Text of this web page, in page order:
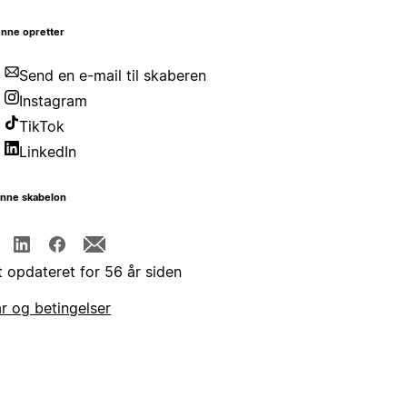
opretter
Send en e-mail til skaberen
Instagram
TikTok
LinkedIn
skabelon
opdateret for 56 år siden
og betingelser